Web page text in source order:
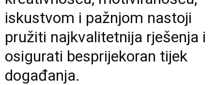
iskustvom i pažnjom nastoji
pružiti najkvalitetnija rješenja i
osigurati besprijekoran tijek
događanja.